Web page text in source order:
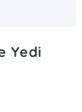
Yedi